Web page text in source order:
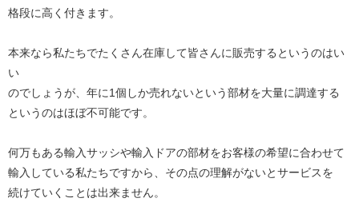
格段に高く付きます。
本来なら私たちでたくさん在庫して皆さんに販売するというのはい
い
のでしょうが、年に1個しか売れないという部材を大量に調達する
というのはほぼ不可能です。
何万もある輸入サッシや輸入ドアの部材をお客様の希望に合わせて
輸入している私たちですから、その点の理解がないとサービスを
続けていくことは出来ません。